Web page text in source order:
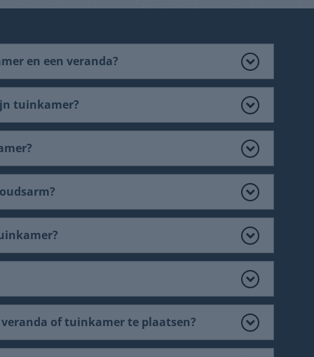
en een veranda?
tuinkamer?
of tuinkamer te plaatsen?